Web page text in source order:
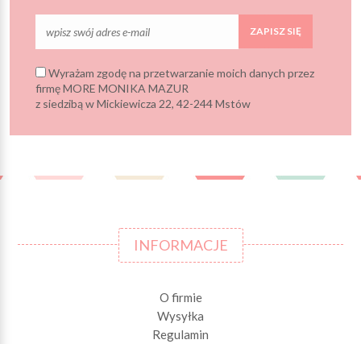
ZAPISZ SIĘ
Wyrażam zgodę na przetwarzanie moich danych przez
firmę MORE MONIKA MAZUR
z siedzibą w Mickiewicza 22, 42-244 Mstów
INFORMACJE
O firmie
Wysyłka
Regulamin